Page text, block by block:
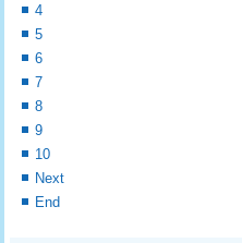
4
5
6
7
8
9
10
Next
End